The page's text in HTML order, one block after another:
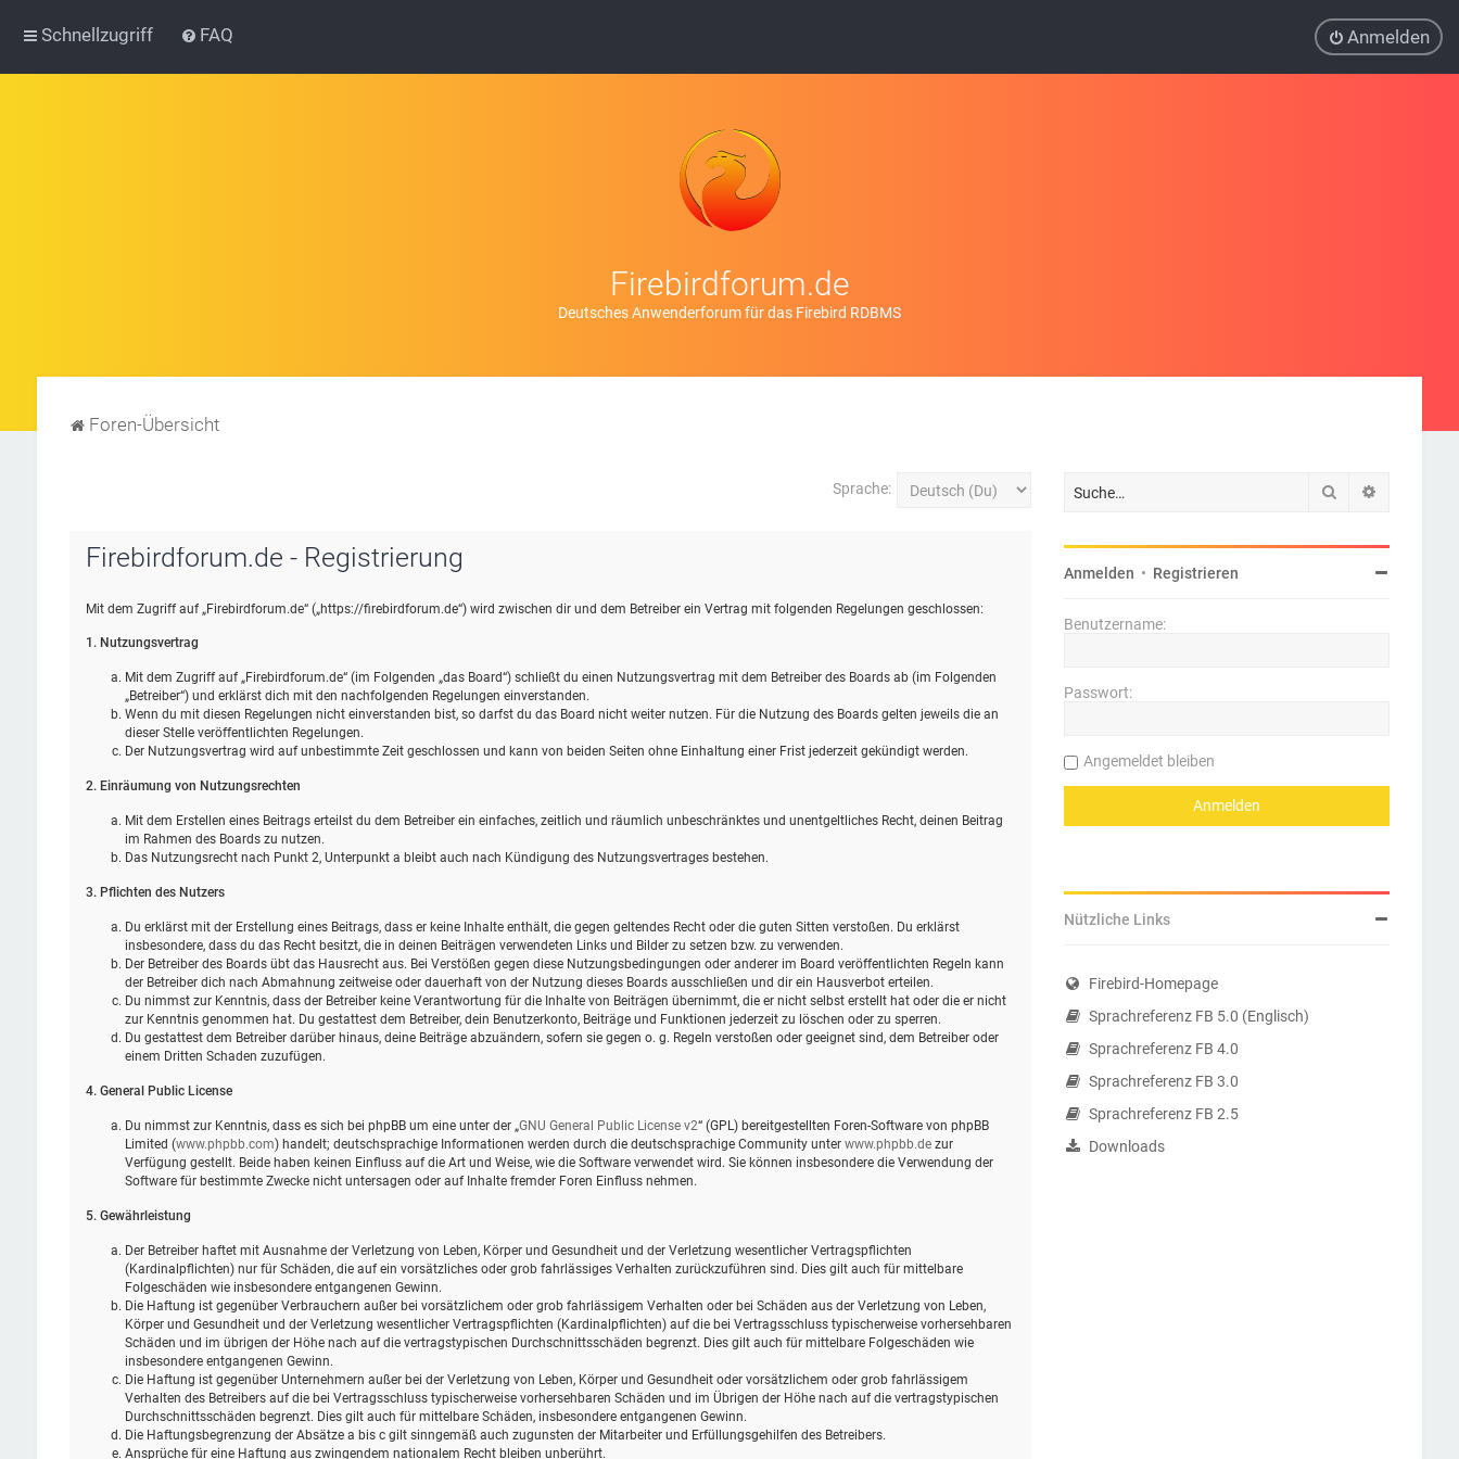
Schnellzugriff FAQ Anmelden
Firebirdforum.de
Deutsches Anwenderforum für das Firebird RDBMS
Foren-Übersicht
Sprache:
Firebirdforum.de - Registrierung
Mit dem Zugriff auf „Firebirdforum.de“ („https://firebirdforum.de“) wird zwischen dir und dem Betreiber ein Vertrag mit folgenden Regelungen geschlossen:
1. Nutzungsvertrag
Mit dem Zugriff auf „Firebirdforum.de“ (im Folgenden „das Board“) schließt du einen Nutzungsvertrag mit dem Betreiber des Boards ab (im Folgenden
„Betreiber“) und erklärst dich mit den nachfolgenden Regelungen einverstanden.
Wenn du mit diesen Regelungen nicht einverstanden bist, so darfst du das Board nicht weiter nutzen. Für die Nutzung des Boards gelten jeweils die an
dieser Stelle veröffentlichten Regelungen.
Der Nutzungsvertrag wird auf unbestimmte Zeit geschlossen und kann von beiden Seiten ohne Einhaltung einer Frist jederzeit gekündigt werden.
2. Einräumung von Nutzungsrechten
Mit dem Erstellen eines Beitrags erteilst du dem Betreiber ein einfaches, zeitlich und räumlich unbeschränktes und unentgeltliches Recht, deinen Beitrag
im Rahmen des Boards zu nutzen.
Das Nutzungsrecht nach Punkt 2, Unterpunkt a bleibt auch nach Kündigung des Nutzungsvertrages bestehen.
3. Pflichten des Nutzers
Du erklärst mit der Erstellung eines Beitrags, dass er keine Inhalte enthält, die gegen geltendes Recht oder die guten Sitten verstoßen. Du erklärst
insbesondere, dass du das Recht besitzt, die in deinen Beiträgen verwendeten Links und Bilder zu setzen bzw. zu verwenden.
Der Betreiber des Boards übt das Hausrecht aus. Bei Verstößen gegen diese Nutzungsbedingungen oder anderer im Board veröffentlichten Regeln kann
der Betreiber dich nach Abmahnung zeitweise oder dauerhaft von der Nutzung dieses Boards ausschließen und dir ein Hausverbot erteilen.
Du nimmst zur Kenntnis, dass der Betreiber keine Verantwortung für die Inhalte von Beiträgen übernimmt, die er nicht selbst erstellt hat oder die er nicht
zur Kenntnis genommen hat. Du gestattest dem Betreiber, dein Benutzerkonto, Beiträge und Funktionen jederzeit zu löschen oder zu sperren.
Du gestattest dem Betreiber darüber hinaus, deine Beiträge abzuändern, sofern sie gegen o. g. Regeln verstoßen oder geeignet sind, dem Betreiber oder
einem Dritten Schaden zuzufügen.
4. General Public License
Du nimmst zur Kenntnis, dass es sich bei phpBB um eine unter der „GNU General Public License v2“ (GPL) bereitgestellten Foren-Software von phpBB
Limited (www.phpbb.com) handelt; deutschsprachige Informationen werden durch die deutschsprachige Community unter www.phpbb.dezur
Verfügung gestellt. Beide haben keinen Einfluss auf die Art und Weise, wie die Software verwendet wird. Sie können insbesondere die Verwendung der
Software für bestimmte Zwecke nicht untersagen oder auf Inhalte fremder Foren Einfluss nehmen.
5. Gewährleistung
Der Betreiber haftet mit Ausnahme der Verletzung von Leben, Körper und Gesundheit und der Verletzung wesentlicher Vertragspflichten
(Kardinalpflichten) nur für Schäden, die auf ein vorsätzliches oder grob fahrlässiges Verhalten zurückzuführen sind. Dies gilt auch für mittelbare
Folgeschäden wie insbesondere entgangenen Gewinn.
Die Haftung ist gegenüber Verbrauchern außer bei vorsätzlichem oder grob fahrlässigem Verhalten oder bei Schäden aus der Verletzung von Leben,
Körper und Gesundheit und der Verletzung wesentlicher Vertragspflichten (Kardinalpflichten) auf die bei Vertragsschluss typischerweise vorhersehbaren
Schäden und im übrigen der Höhe nach auf die vertragstypischen Durchschnittsschäden begrenzt. Dies gilt auch für mittelbare Folgeschäden wie
insbesondere entgangenen Gewinn.
Die Haftung ist gegenüber Unternehmern außer bei der Verletzung von Leben, Körper und Gesundheit oder vorsätzlichem oder grob fahrlässigem
Verhalten des Betreibers auf die bei Vertragsschluss typischerweise vorhersehbaren Schäden und im Übrigen der Höhe nach auf die vertragstypischen
Durchschnittsschäden begrenzt. Dies gilt auch für mittelbare Schäden, insbesondere entgangenen Gewinn.
Die Haftungsbegrenzung der Absätze a bis c gilt sinngemäß auch zugunsten der Mitarbeiter und Erfüllungsgehilfen des Betreibers.
Ansprüche für eine Haftung aus zwingendem nationalem Recht bleiben unberührt.
Suche
Anmelden • Registrieren
Benutzername:
Passwort:
Angemeldet bleiben
Nützliche Links
Firebird-Homepage
Sprachreferenz FB 5.0 (Englisch)
Sprachreferenz FB 4.0
Sprachreferenz FB 3.0
Sprachreferenz FB 2.5
Downloads